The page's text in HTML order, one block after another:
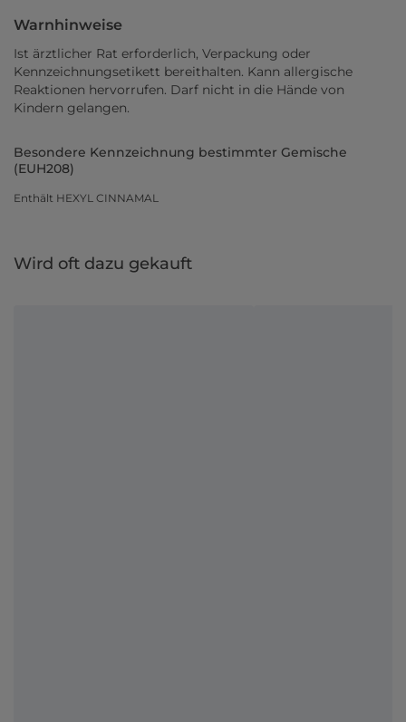
Warnhinweise
Ist ärztlicher Rat erforderlich, Verpackung oder
Kennzeichnungsetikett bereithalten. Kann allergische
Reaktionen hervorrufen. Darf nicht in die Hände von
Kindern gelangen.
Besondere Kennzeichnung bestimmter Gemische
(EUH208)
Enthält HEXYL CINNAMAL
Wird oft dazu gekauft